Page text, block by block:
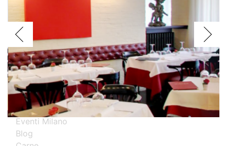
Spagnoli Thailandesi
Calabresi Emiliani Liguri
Milanesi Piemontesi Pugliesi Romani
Toscani
Prova i nostri migliori ristoranti specializzati
Eventi Milano
Blog